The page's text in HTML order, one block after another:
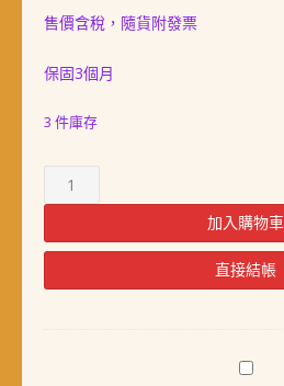
NT$ 328。
售價含稅，隨貨附發票
保固3個月
3 件庫存
莓
0.91
OLED
加入購物車
直接結帳
樹